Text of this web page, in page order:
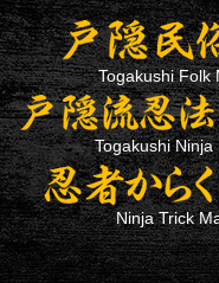
Togakushi Folk
Togakushi Ninja
Ninja Trick